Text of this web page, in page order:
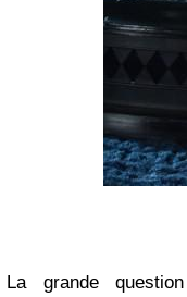
La grande